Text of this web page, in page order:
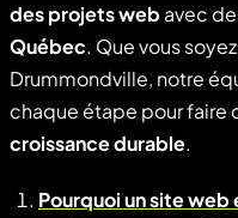
des projets web avec
Québec. Que vous
Drummondville, notre
chaque étape pour faire
croissance durable.
Pourquoi un site web